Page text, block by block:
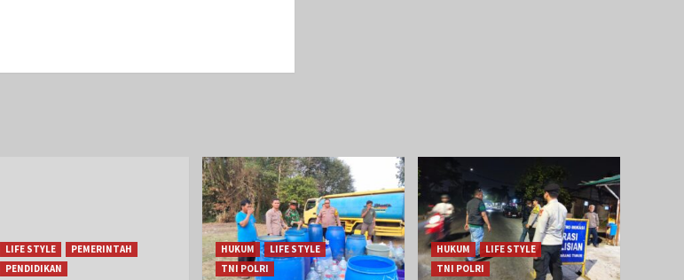
LIFE STYLE
PEMERINTAH
PENDIDIKAN
HUKUM
LIFE STYLE
TNI POLRI
HUKUM
LIFE STYLE
TNI POLRI